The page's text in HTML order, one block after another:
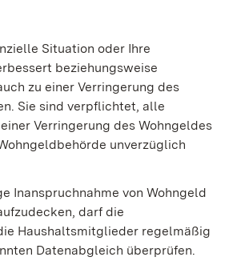
Situation oder Ihre
beziehungsweise
zu einer Verringerung des
Sie sind verpflichtet, alle
Verringerung des Wohngeldes
unverzüglich
Inanspruchnahme von Wohngeld
darf die
Haushaltsmitglieder regelmäßig
Datenabgleich überprüfen.